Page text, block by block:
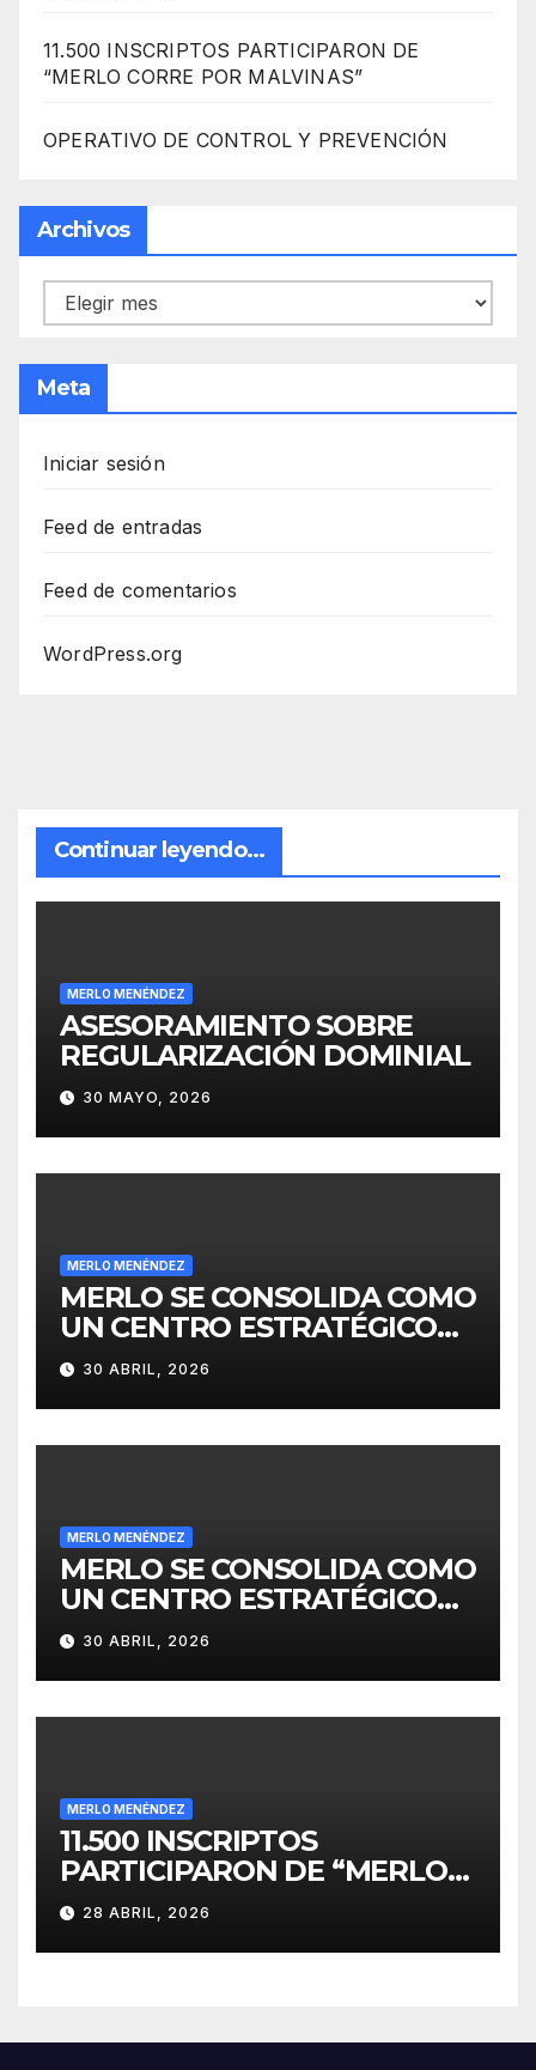
11.500 INSCRIPTOS PARTICIPARON DE
“MERLO CORRE POR MALVINAS”
OPERATIVO DE CONTROL Y PREVENCIÓN
Archivos
Archivos
Meta
Iniciar sesión
Feed de entradas
Feed de comentarios
WordPress.org
Continuar leyendo...
MERLO MENÉNDEZ
ASESORAMIENTO SOBRE
REGULARIZACIÓN DOMINIAL
30 MAYO, 2026
MERLO MENÉNDEZ
MERLO SE CONSOLIDA COMO
UN CENTRO ESTRATÉGICO
PARA EL DESARROLLO DE
INVERSIONES
30 ABRIL, 2026
MERLO MENÉNDEZ
MERLO SE CONSOLIDA COMO
UN CENTRO ESTRATÉGICO
PARA EL DESARROLLO DE
INVERSIONES
30 ABRIL, 2026
MERLO MENÉNDEZ
11.500 INSCRIPTOS
PARTICIPARON DE “MERLO
CORRE POR MALVINAS”
28 ABRIL, 2026